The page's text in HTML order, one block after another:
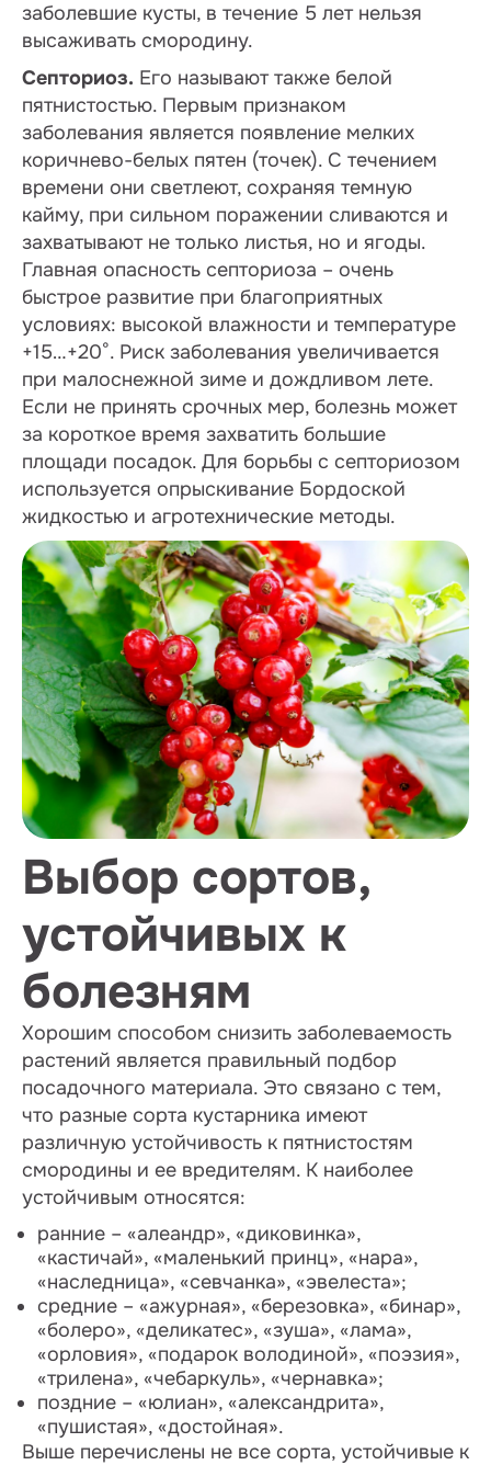
заболевшие кусты, в течение 5 лет нельзя
высаживать смородину.
Септориоз. Его называют также белой
пятнистостью. Первым признаком
заболевания является появление мелких
коричнево-белых пятен (точек). С течением
времени они светлеют, сохраняя темную
кайму, при сильном поражении сливаются и
захватывают не только листья, но и ягоды.
Главная опасность септориоза – очень
быстрое развитие при благоприятных
условиях: высокой влажности и температуре
+15…+20°. Риск заболевания увеличивается
при малоснежной зиме и дождливом лете.
Если не принять срочных мер, болезнь может
за короткое время захватить большие
площади посадок. Для борьбы с септориозом
используется опрыскивание Бордоской
жидкостью и агротехнические методы.
Выбор сортов,
устойчивых к
болезням
Хорошим способом снизить заболеваемость
растений является правильный подбор
посадочного материала. Это связано с тем,
что разные сорта кустарника имеют
различную устойчивость к пятнистостям
смородины и ее вредителям. К наиболее
устойчивым относятся:
ранние – «алеандр», «диковинка»,
«кастичай», «маленький принц», «нара»,
«наследница», «севчанка», «эвелеста»;
средние – «ажурная», «березовка», «бинар»,
«болеро», «деликатес», «зуша», «лама»,
«орловия», «подарок володиной», «поэзия»,
«трилена», «чебаркуль», «чернавка»;
поздние – «юлиан», «александрита»,
«пушистая», «достойная».
Выше перечислены не все сорта, устойчивые к